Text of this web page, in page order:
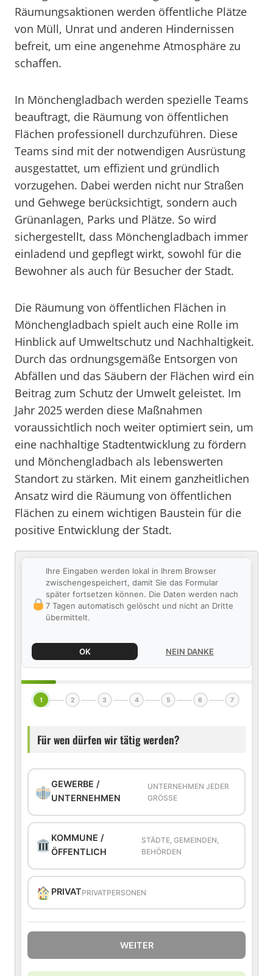
Räumungsaktionen werden öffentliche Plätze
von Müll, Unrat und anderen Hindernissen
befreit, um eine angenehme Atmosphäre zu
schaffen.
In Mönchengladbach werden spezielle Teams
beauftragt, die Räumung von öffentlichen
Flächen professionell durchzuführen. Diese
Teams sind mit der notwendigen Ausrüstung
ausgestattet, um effizient und gründlich
vorzugehen. Dabei werden nicht nur Straßen
und Gehwege berücksichtigt, sondern auch
Grünanlagen, Parks und Plätze. So wird
sichergestellt, dass Mönchengladbach immer
einladend und gepflegt wirkt, sowohl für die
Bewohner als auch für Besucher der Stadt.
Die Räumung von öffentlichen Flächen in
Mönchengladbach spielt auch eine Rolle im
Hinblick auf Umweltschutz und Nachhaltigkeit.
Durch das ordnungsgemäße Entsorgen von
Abfällen und das Säubern der Flächen wird ein
Beitrag zum Schutz der Umwelt geleistet. Im
Jahr 2025 werden diese Maßnahmen
voraussichtlich noch weiter optimiert sein, um
eine nachhaltige Stadtentwicklung zu fördern
und Mönchengladbach als lebenswerten
Standort zu stärken. Mit einem ganzheitlichen
Ansatz wird die Räumung von öffentlichen
Flächen zu einem wichtigen Baustein für die
positive Entwicklung der Stadt.
Ihre Eingaben werden lokal in Ihrem Browser
zwischengespeichert, damit Sie das Formular
später fortsetzen können. Die Daten werden nach
7 Tagen automatisch gelöscht und nicht an Dritte
übermittelt.
OK NEIN DANKE
1 2 3 4 5 6 7
Für wen dürfen wir tätig werden?
GEWERBE /
UNTERNEHMEN
UNTERNEHMEN JEDER
GRÖSSE
KOMMUNE /
ÖFFENTLICH
STÄDTE, GEMEINDEN,
BEHÖRDEN
PRIVATPRIVATPERSONEN
WEITER